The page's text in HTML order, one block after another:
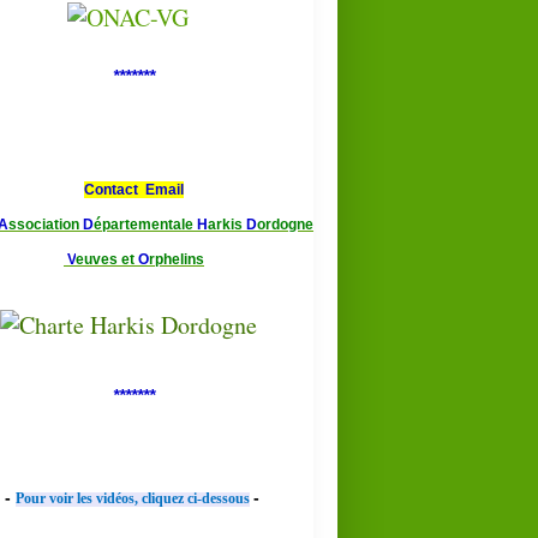
*******
Contact Email
ssociation Départementale Harkis Dordogne
Veuves et Orphelins
*******
- Pour voir les vidéos, cliquez ci-dessous -